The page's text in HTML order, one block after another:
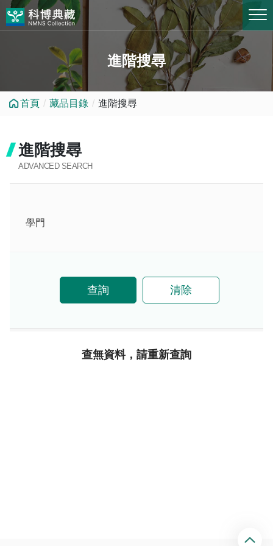
跳到中央內容區塊
進階搜尋
首頁 藏品目錄 進階搜尋
進階搜尋
ADVANCED SEARCH
學門
查詢 清除
查無資料，請重新查詢
回
頂
端